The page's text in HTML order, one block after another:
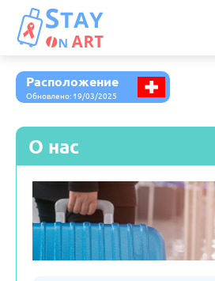
Расположение
Обновлено: 19/03/2025
О нас
Австрия
Армения
Белоруссия
Бельгия